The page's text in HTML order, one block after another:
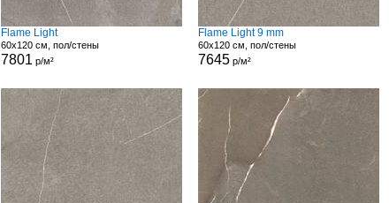
Flame Light
60x120 см, пол/стены
7801 р/м²
Flame Light 9 mm
60x120 см, пол/стены
7645 р/м²